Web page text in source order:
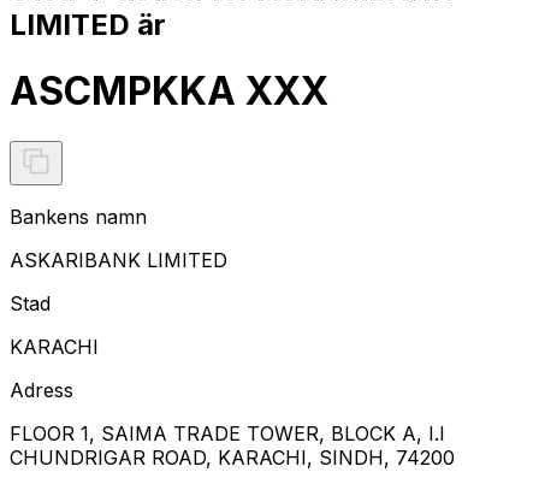
LIMITED är
ASCMPKKA XXX
Bankens namn
ASKARIBANK LIMITED
Stad
KARACHI
Adress
FLOOR 1, SAIMA TRADE TOWER, BLOCK A, I.I
CHUNDRIGAR ROAD, KARACHI, SINDH, 74200